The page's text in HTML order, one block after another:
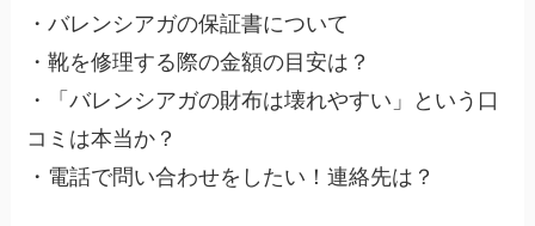
・バレンシアガの保証書について
・靴を修理する際の金額の目安は？
・「バレンシアガの財布は壊れやすい」という口
コミは本当か？
・電話で問い合わせをしたい！連絡先は？